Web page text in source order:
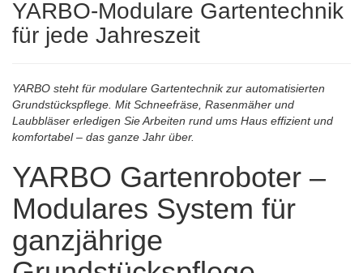
YARBO-Modulare Gartentechnik
für jede Jahreszeit
YARBO steht für modulare Gartentechnik zur automatisierten
Grundstückspflege. Mit Schneefräse, Rasenmäher und
Laubbläser erledigen Sie Arbeiten rund ums Haus effizient und
komfortabel – das ganze Jahr über.
YARBO Gartenroboter –
Modulares System für
ganzjährige